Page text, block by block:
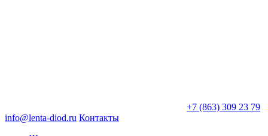
+7 (863) 309 23 79
info@lenta-diod.ru Контакты